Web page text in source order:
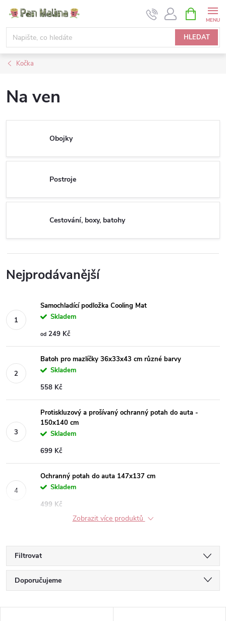
Přejít
obsah
HLEDAT
NÁKUPNÍ
KOŠÍK
Kočka
Na ven
Obojky
Postroje
Cestování, boxy, batohy
Nejprodávanější
Samochladící podložka Cooling Mat
Skladem
od 249 Kč
Batoh pro mazlíčky 36x33x43 cm různé barvy
Skladem
558 Kč
Protiskluzový a prošívaný ochranný potah do auta -
150x140 cm
Skladem
699 Kč
Ochranný potah do auta 147x137 cm
Skladem
499 Kč
Zobrazit více produktů
Filtrovat
Ř
a
Doporučujeme